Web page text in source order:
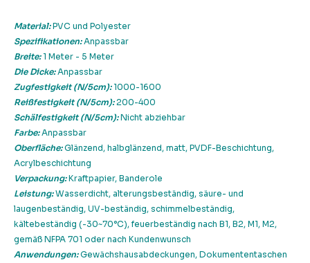
Material:PVC und Polyester
Spezifikationen:Anpassbar
Breite:1 Meter - 5 Meter
Die Dicke:Anpassbar
Zugfestigkeit (N/5cm):1000-1600
Reißfestigkeit (N/5cm):200-400
Schälfestigkeit (N/5cm):Nicht abziehbar
Farbe:Anpassbar
Oberfläche:Glänzend, halbglänzend, matt, PVDF-Beschichtung,
Acrylbeschichtung
Verpackung:Kraftpapier, Banderole
Leistung:Wasserdicht, alterungsbeständig, säure- und
laugenbeständig, UV-beständig, schimmelbeständig,
kältebeständig (-30~70°C), feuerbeständig nach B1, B2, M1, M2,
gemäß NFPA 701 oder nach Kundenwunsch
Anwendungen:Gewächshausabdeckungen, Dokumententaschen